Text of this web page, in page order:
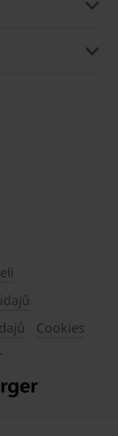
Cookies